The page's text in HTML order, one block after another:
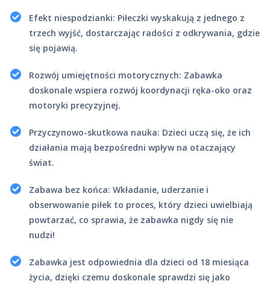
Efekt niespodzianki: Piłeczki wyskakują z jednego z
trzech wyjść, dostarczając radości z odkrywania, gdzie
się pojawią.
Rozwój umiejętności motorycznych: Zabawka
doskonale wspiera rozwój koordynacji ręka-oko oraz
motoryki precyzyjnej.
Przyczynowo-skutkowa nauka: Dzieci uczą się, że ich
działania mają bezpośredni wpływ na otaczający
świat.
Zabawa bez końca: Wkładanie, uderzanie i
obserwowanie piłek to proces, który dzieci uwielbiają
powtarzać, co sprawia, że zabawka nigdy się nie
nudzi!
Zabawka jest odpowiednia dla dzieci od 18 miesiąca
życia, dzięki czemu doskonale sprawdzi się jako